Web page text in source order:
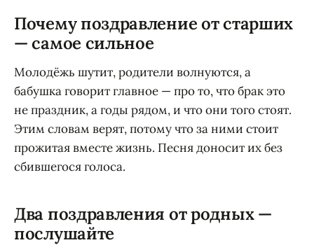
Почему поздравление от старших
— самое сильное
Молодёжь шутит, родители волнуются, а
бабушка говорит главное — про то, что брак это
не праздник, а годы рядом, и что они того стоят.
Этим словам верят, потому что за ними стоит
прожитая вместе жизнь. Песня доносит их без
сбившегося голоса.
Два поздравления от родных —
послушайте